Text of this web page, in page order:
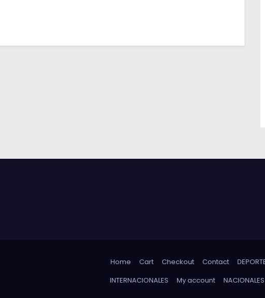
Home Cart Checkout Contact
INTERNACIONALES
My account NACIONALES